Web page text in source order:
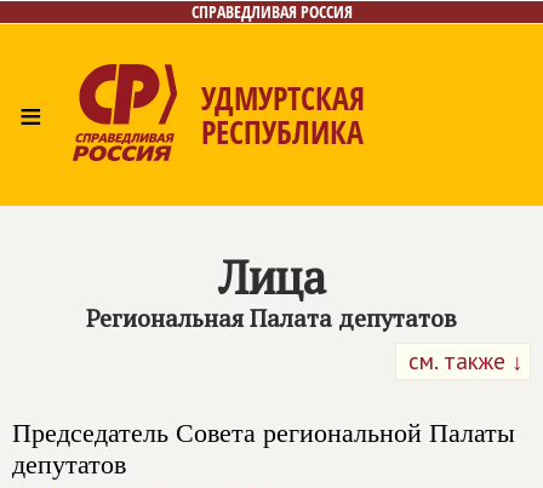
СПРАВЕДЛИВАЯ РОССИЯ
≡ УДМУРТСКАЯ
РЕСПУБЛИКА
Контакты
Лица
Региональная Палата депутатов
см. также ↓
Председатель Совета региональной Палаты
депутатов